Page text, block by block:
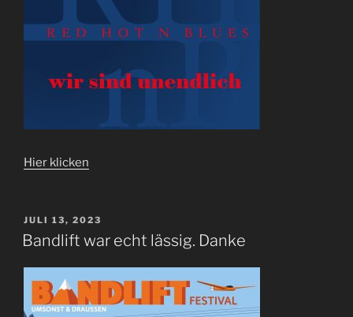
Hier klicken
VERÖFFENTLICHT
AM
JULI 13, 2023
Bandlift war echt lässig. Danke